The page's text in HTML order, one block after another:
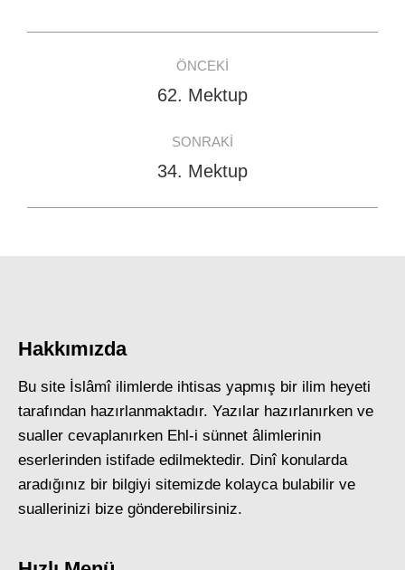
navigation
ÖNCEKI
Previous
62. Mektup
SONRAKI
Next
34. Mektup
Hakkımızda
Bu site İslâmî ilimlerde ihtisas yapmış bir ilim heyeti
tarafından hazırlanmaktadır. Yazılar hazırlanırken ve
sualler cevaplanırken Ehl-i sünnet âlimlerinin
eserlerinden istifade edilmektedir. Dinî konularda
aradığınız bir bilgiyi sitemizde kolayca bulabilir ve
suallerinizi bize gönderebilirsiniz.